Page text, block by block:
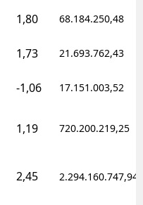
Ardahan
Iğdır
Karabük
1,80 68.184.250,48
1,73 21.693.762,43
-1,06 17.151.003,52
1,19 720.200.219,25
2,45 2.294.160.747,94